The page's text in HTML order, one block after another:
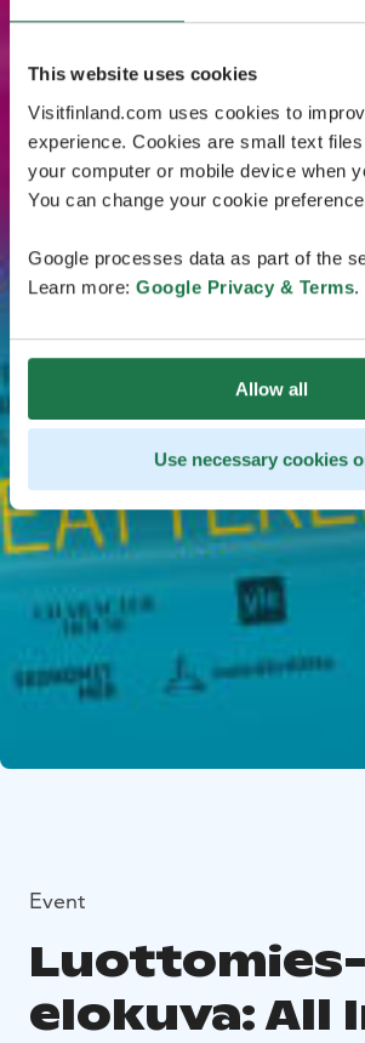
This website uses cookies
Visitfinland.com uses cookies to
experience. Cookies are small text
your computer or mobile device when
You can change your cookie
Google processes data as part of the
Learn more: Google Privacy & Terms.
Allow all
Use necessary cookies
Event
Luottomies-
elokuva: All